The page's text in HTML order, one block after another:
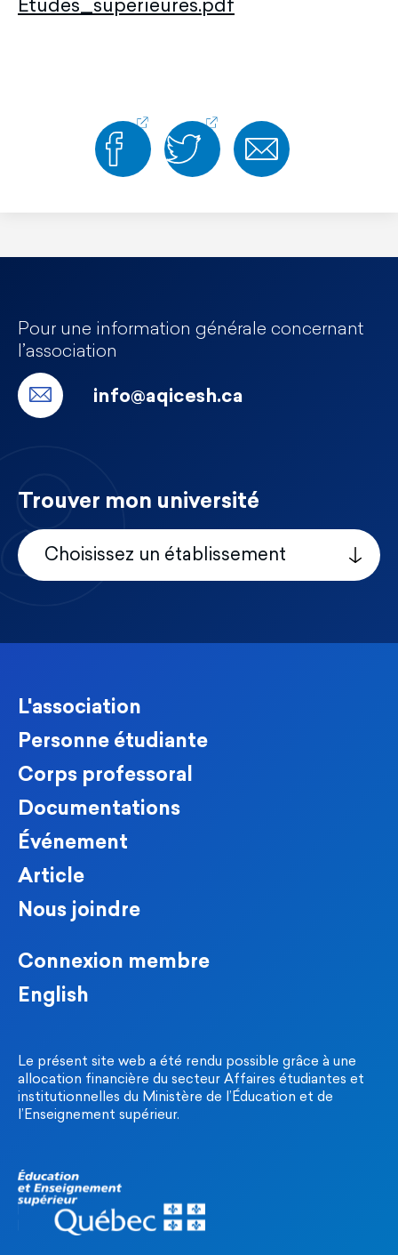
Etudes_superieures.pdf
L'association
Personne étudiante
Corps professoral
Documentations
Événement
Article
Nous joindre
Connexion membre
English
Le présent site web a été rendu possible grâce à une
allocation financière du secteur Affaires étudiantes et
institutionnelles du Ministère de l’Éducation et de
l’Enseignement supérieur.
Pour une information générale concernant
l’association
info@aqicesh.ca
Trouver mon université
Choisissez un établissement